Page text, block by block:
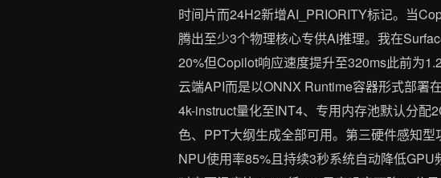
时间片而24H2新增AI_PRIORITY标记。当
腾出至少3个物理核心专供AI推理。我在
20%但Copilot响应速度提升至320ms此前为
云端API而是以ONNX Runtime容器形式部署
4k-instruct量化至INT4、专用内存池默认分
色、PPT大纲生成全部可用。第三硬件感知
NPU使用率85%且持续3秒系统自动降低